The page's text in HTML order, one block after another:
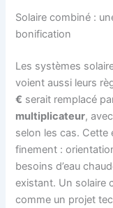
Solaire combiné :
bonification
Les systèmes
voient aussi leurs
€ serait remplacé
multiplicateur,
selon les cas. Cette
finement :
besoins d’eau
existant. Un solaire
comme un projet